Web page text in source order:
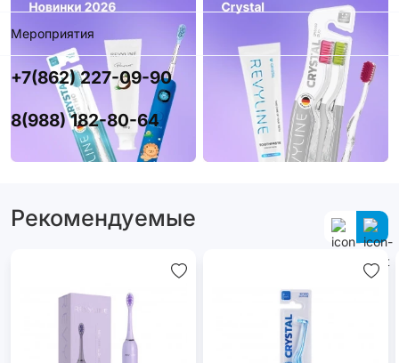
Мероприятия
+7(862) 227-09-90
8(988) 182-80-64
Рекомендуемые